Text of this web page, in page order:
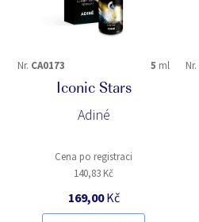
Nr. CA0173 5 ml
Iconic Stars
Adiné
Cena po registraci
140,83 Kč
169,00Kč
Nr.